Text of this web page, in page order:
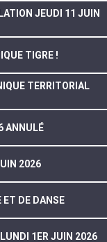
JEUDI 11 JUIN
TIGRE !
TERRITORIAL
ANNULÉ
2026
ET DE DANSE
1ER JUIN 2026